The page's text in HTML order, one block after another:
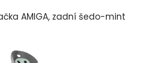
AMIGA, zadní šedo-mint